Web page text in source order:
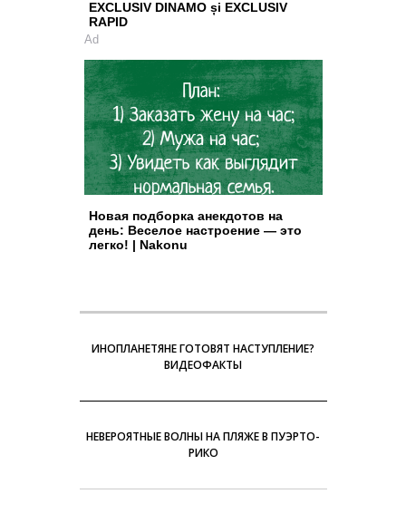
EXCLUSIV DINAMO și EXCLUSIV
RAPID
Ad
Новая подборка анекдотов на
день: Веселое настроение — это
легко! | Nakonu
ИНОПЛАНЕТЯНЕ ГОТОВЯТ НАСТУПЛЕНИЕ?
ВИДЕОФАКТЫ
НЕВЕРОЯТНЫЕ ВОЛНЫ НА ПЛЯЖЕ В ПУЭРТО-
РИКО